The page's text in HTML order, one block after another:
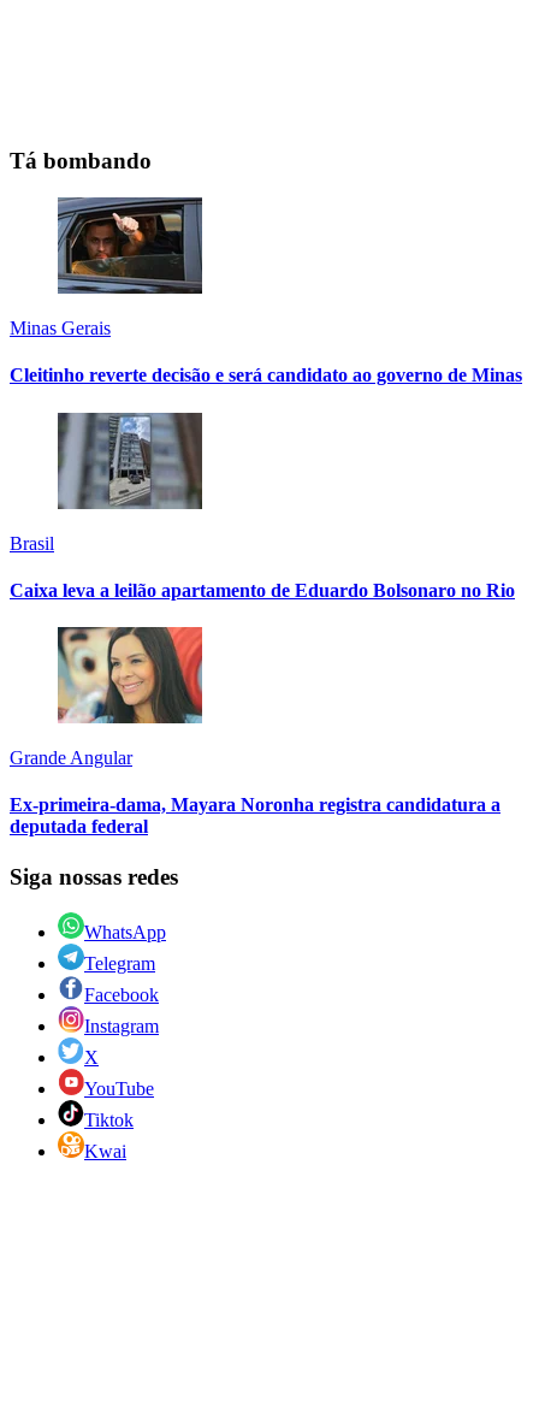
Tá bombando
Minas Gerais
Cleitinho reverte decisão e será candidato ao governo de Minas
Brasil
Caixa leva a leilão apartamento de Eduardo Bolsonaro no Rio
Grande Angular
Ex-primeira-dama, Mayara Noronha registra candidatura a
deputada federal
Siga nossas redes
WhatsApp
Telegram
Facebook
Instagram
X
YouTube
Tiktok
Kwai